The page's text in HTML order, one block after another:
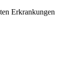
Erkrankungen